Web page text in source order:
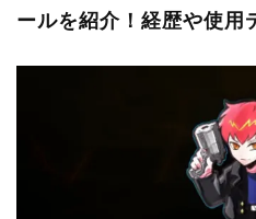
ールを紹介！経歴や使用